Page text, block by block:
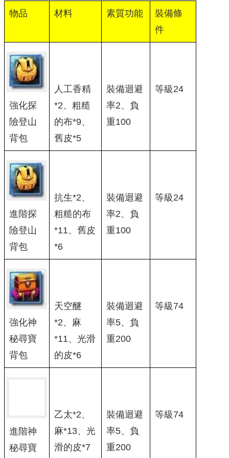
物品 材料 素質功能
裝備條
件
強化探
險登山
背包
人工香精
*2、粗糙
的布*9、
舊皮*5
裝備迴避
率2、負
重100
等級24
進階探
險登山
背包
抗生*2、
粗糙的布
*11、舊皮
*6
裝備迴避
率2、負
重100
等級24
強化神
秘尋寶
背包
天空醚
*2、麻
*11、光滑
的皮*6
裝備迴避
率5、負
重200
等級74
進階神
秘尋寶
乙太*2、
麻*13、光
滑的皮*7
裝備迴避
率5、負
重200
等級74